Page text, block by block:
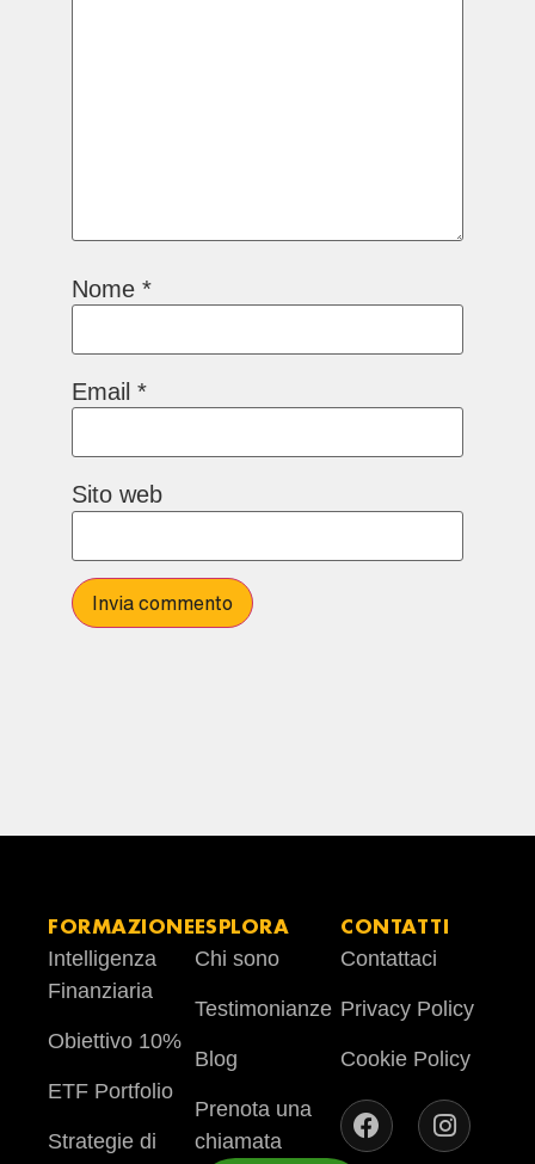
Nome *
Email *
Sito web
FORMAZIONE
Intelligenza
Finanziaria
Obiettivo 10%
ETF Portfolio
Strategie di
ESPLORA
Chi sono
Testimonianze
Blog
Prenota una
chiamata
CONTATTI
Contattaci
Privacy Policy
Cookie Policy